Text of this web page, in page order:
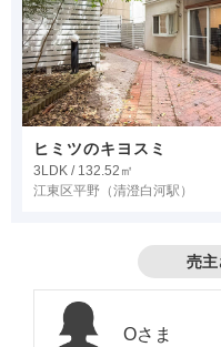
ヒミツのキヨスミ
3LDK / 132.52㎡
江東区平野 （清澄白河駅）
売主
Oさま